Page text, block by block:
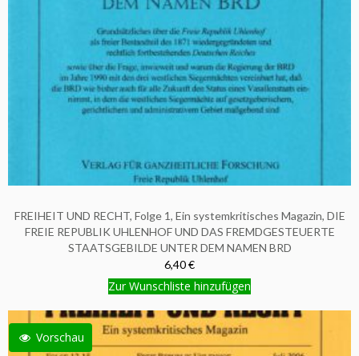
FREIHEIT UND RECHT, Folge 1, Ein systemkritisches Magazin, DIE
FREIE REPUBLIK UHLENHOF UND DAS FREMDGESTEUERTE
STAATSGEBILDE UNTER DEM NAMEN BRD
6,40 €
Zur Wunschliste hinzufügen
Vorschau